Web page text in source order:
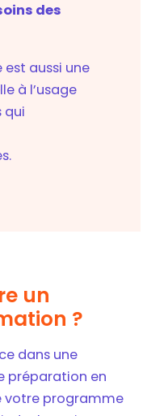
des
aussi une
à l’usage
qui
un
?
dans une
préparation en
votre programme